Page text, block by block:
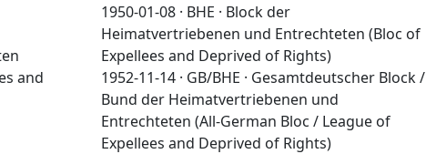
and
1950-01-08 · BHE · Block der
Heimatvertriebenen und Entrechteten (Bloc of
Expellees and Deprived of Rights)
1952-11-14 · GB/BHE · Gesamtdeutscher Block /
Bund der Heimatvertriebenen und
Entrechteten (All-German Bloc / League of
Expellees and Deprived of Rights)